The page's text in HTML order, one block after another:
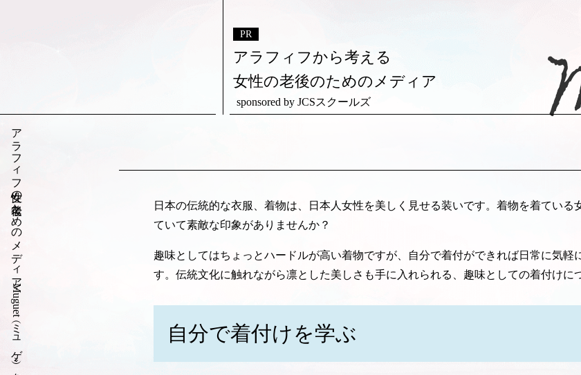
アラフィフから考える
女性の老後のためのメディア
sponsored by JCSスクールズ
アラフィフ女性の老後ためのメディア・Muguet（ミュゲ）
»
日本の伝統的な衣服、着物は、日本人女性を美しく見せる装いです。着物を着ている
ていて素敵な印象がありませんか？
趣味としてはちょっとハードルが高い着物ですが、自分で着付ができれば日常に気軽
す。伝統文化に触れながら凛とした美しさも手に入れられる、趣味としての着付けに
自分で着付けを学ぶ